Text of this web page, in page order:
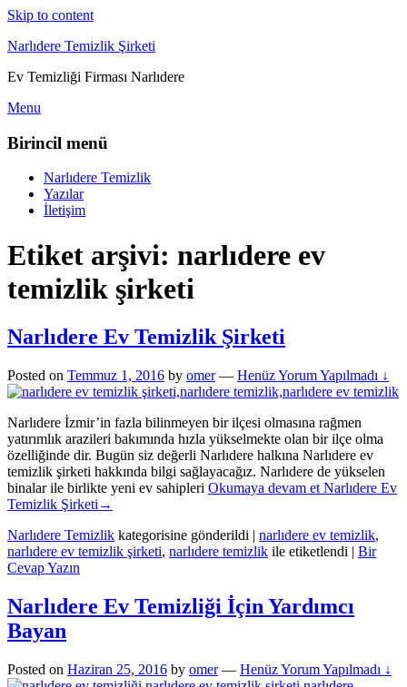
Skip to content
Narlıdere Temizlik Şirketi
Ev Temizliği Firması Narlıdere
Menu
Birincil menü
Narlıdere Temizlik
Yazılar
İletişim
Etiket arşivi: narlıdere ev
temizlik şirketi
Narlıdere Ev Temizlik Şirketi
Posted on Temmuz 1, 2016 by omer — Henüz Yorum Yapılmadı ↓
Narlıdere İzmir’in fazla bilinmeyen bir ilçesi olmasına rağmen
yatırımlık arazileri bakımında hızla yükselmekte olan bir ilçe olma
özelliğinde dir. Bugün siz değerli Narlıdere halkına Narlıdere ev
temizlik şirketi hakkında bilgi sağlayacağız. Narlıdere de yükselen
binalar ile birlikte yeni ev sahipleri Okumaya devam et Narlıdere Ev
Temizlik Şirketi →
Narlıdere Temizlik kategorisine gönderildi | narlıdere ev temizlik,
narlıdere ev temizlik şirketi, narlıdere temizlik ile etiketlendi | Bir
Cevap Yazın
Narlıdere Ev Temizliği İçin Yardımcı
Bayan
Posted on Haziran 25, 2016 by omer — Henüz Yorum Yapılmadı ↓